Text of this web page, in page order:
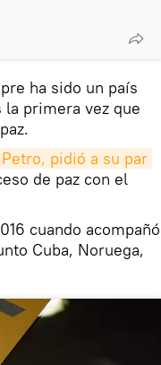
ha sido un país
primera vez que
Petro, pidió a su par
de paz con el
cuando acompañó
Cuba, Noruega,